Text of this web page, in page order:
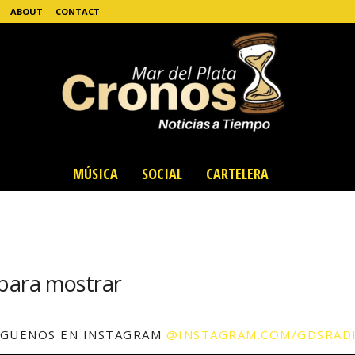
ABOUT CONTACT
MÚSICA SOCIAL CARTELERA
mostrar
EN INSTAGRAM @INSTAGRAM.COM/